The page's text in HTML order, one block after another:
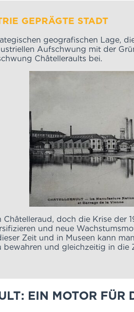
DER
geografischen Lage,
Aufschwung mit der
Châtelleraults bei.
doch die Krise
und neue
Zeit und in Museen kann
und gleichzeitig in die
EIN MOTOR FÜR